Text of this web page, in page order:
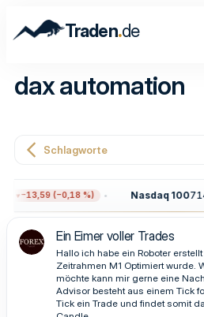
Traden.de
dax automation
Schlagworte
−13,59 (−0,18 %) Nasdaq 100
Ein Eimer voller Trades
Hallo ich habe ein Roboter
Zeitrahmen M1 Optimiert wurde.
möchte kann mir gerne eine
Advisor besteht aus einem Tick
Tick ein Trade und findet somit